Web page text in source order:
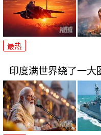
最热
印度满世界绕了一大